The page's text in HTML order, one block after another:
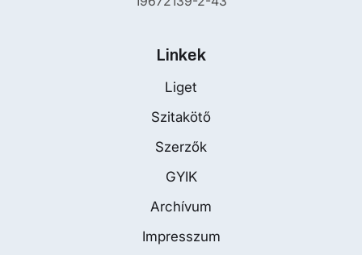
Linkek
Liget
Szitakötő
Szerzők
GYIK
Archívum
Impresszum